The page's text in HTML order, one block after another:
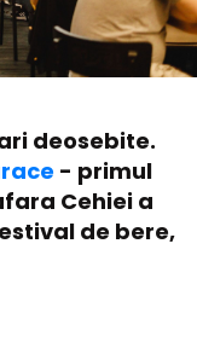
deosebite.
- primul
Cehiei a
de bere,